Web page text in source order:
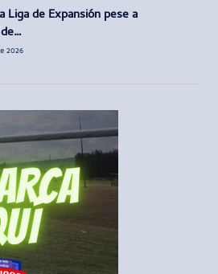
Liga de Expansión pese a
2026